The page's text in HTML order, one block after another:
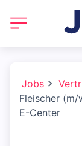
Jobs
Fleischer
E-Center